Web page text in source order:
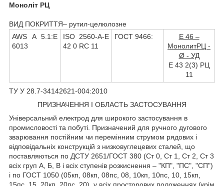
Моноліт РЦ
ВИД ПОКРИТТЯ– рутил-целюлозне
AWS A 5.1:E
6013
ISO 2560-A-E
42 0 RС 11
ГОСТ 9466:
Е 46 –
МонолитРЦ -
Ø - УД
Е 43 2(3) РЦ
11
ТУ У 28.7-34142621-004:2010
ПРИЗНАЧЕННЯ І ОБЛАСТЬ ЗАСТОСУВАННЯ
Універсальний електрод для широкого застосування в
промисловості та побуті. Призначений для ручного дугового
зварювання постійним чи перемінним струмом рядових і
відповідальніх конструкцій з низковуглецевих сталей, що
поставляються по ДСТУ 2651/ГОСТ 380 (Ст 0, Ст 1, Ст 2, Ст 3
всіх груп А, Б, В і всіх ступенів розкиснення – "КП", "ПС", "СП")
і по ГОСТ 1050 (05кп, 08кп, 08пс, 08, 10кп, 10пс, 10, 15кп,
15пс, 15, 20кп, 20пс, 20), у всіх просторових положеннях (крім